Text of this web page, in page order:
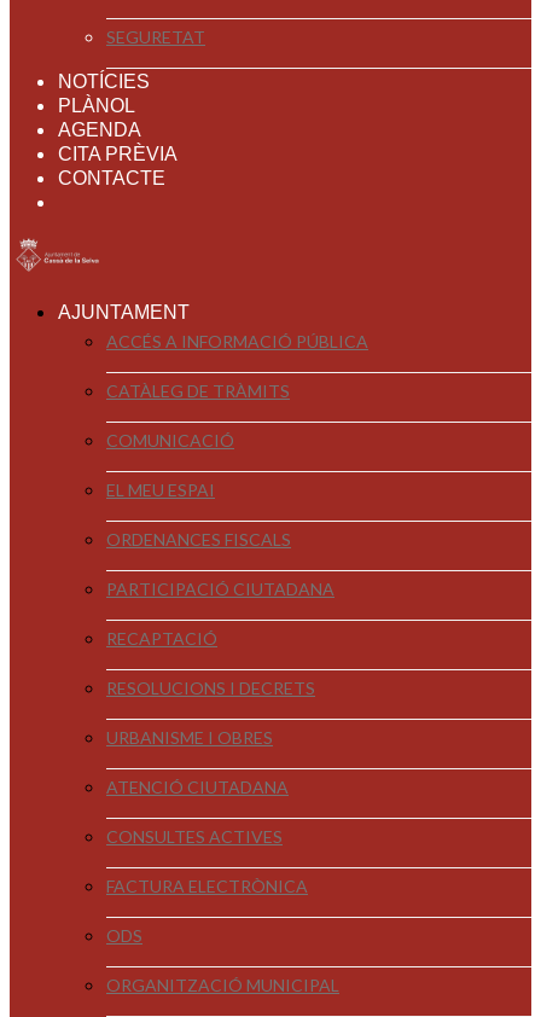
SEGURETAT
NOTÍCIES
PLÀNOL
AGENDA
CITA PRÈVIA
CONTACTE
AJUNTAMENT
ACCÉS A INFORMACIÓ PÚBLICA
CATÀLEG DE TRÀMITS
COMUNICACIÓ
EL MEU ESPAI
ORDENANCES FISCALS
PARTICIPACIÓ CIUTADANA
RECAPTACIÓ
RESOLUCIONS I DECRETS
URBANISME I OBRES
ATENCIÓ CIUTADANA
CONSULTES ACTIVES
FACTURA ELECTRÒNICA
ODS
ORGANITZACIÓ MUNICIPAL